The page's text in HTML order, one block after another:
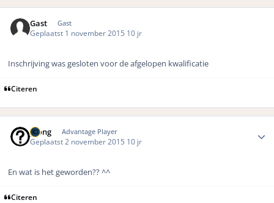
Gast Gast
Geplaatst 1 november 2015 10 jr
Inschrijving was gesloten voor de afgelopen kwalificatie
Citeren
pjong Advantage Player
Geplaatst2 november 2015 10 jr
En wat is het geworden?? ^^
Citeren